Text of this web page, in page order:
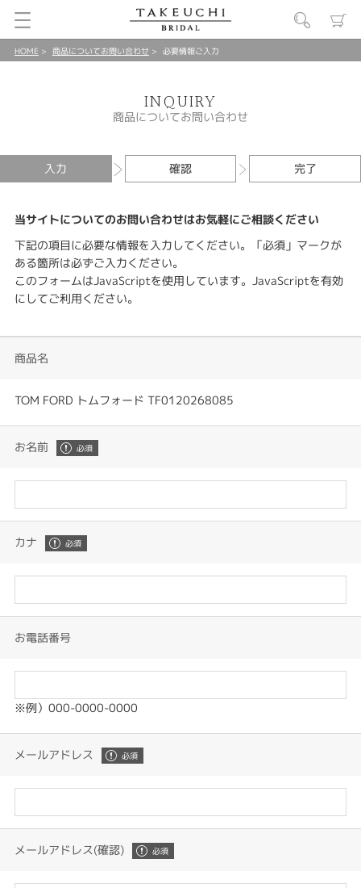
HOME 商品についてお問い合わせ 必要情報ご入力
INQUIRY
商品についてお問い合わせ
入力 確認 完了
当サイトについてのお問い合わせはお気軽にご相談ください
下記の項目に必要な情報を入力してください。「必須」マークが
ある箇所は必ずご入力ください。
このフォームはJavaScriptを使用しています。JavaScriptを有効
にしてご利用ください。
商品名
TOM FORD トムフォード TF0120268085
お名前
カナ
お電話番号
※例）000-0000-0000
メールアドレス
メールアドレス(確認)